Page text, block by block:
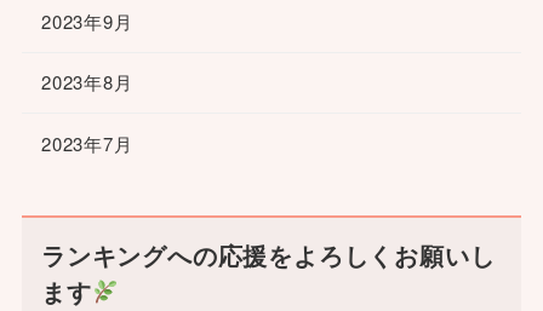
2023年9月
2023年8月
2023年7月
ランキングへの応援をよろしくお願いし
ます